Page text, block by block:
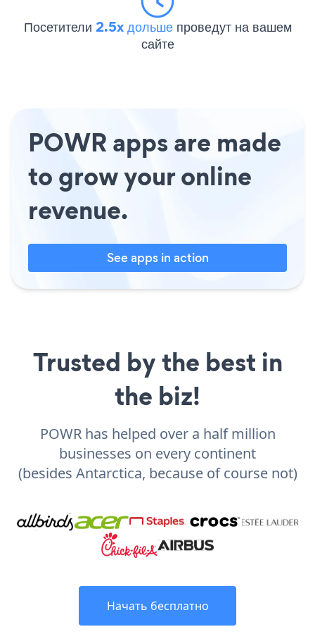
Посетители 2.5x дольше проведут на вашем
сайте
POWR apps are made
to grow your online
revenue.
See apps in action
Trusted by the best in
the biz!
POWR has helped over a half million
businesses on every continent
(besides Antarctica, because of course not)
Начать бесплатно